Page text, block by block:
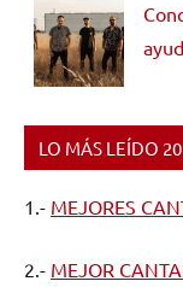
LO MÁS LEÍDO
1.- MEJORES
2.- MEJOR